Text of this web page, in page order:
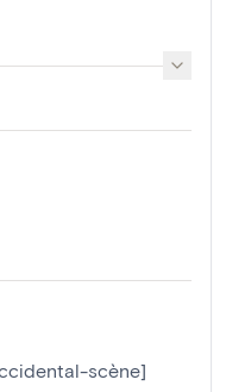
scène]